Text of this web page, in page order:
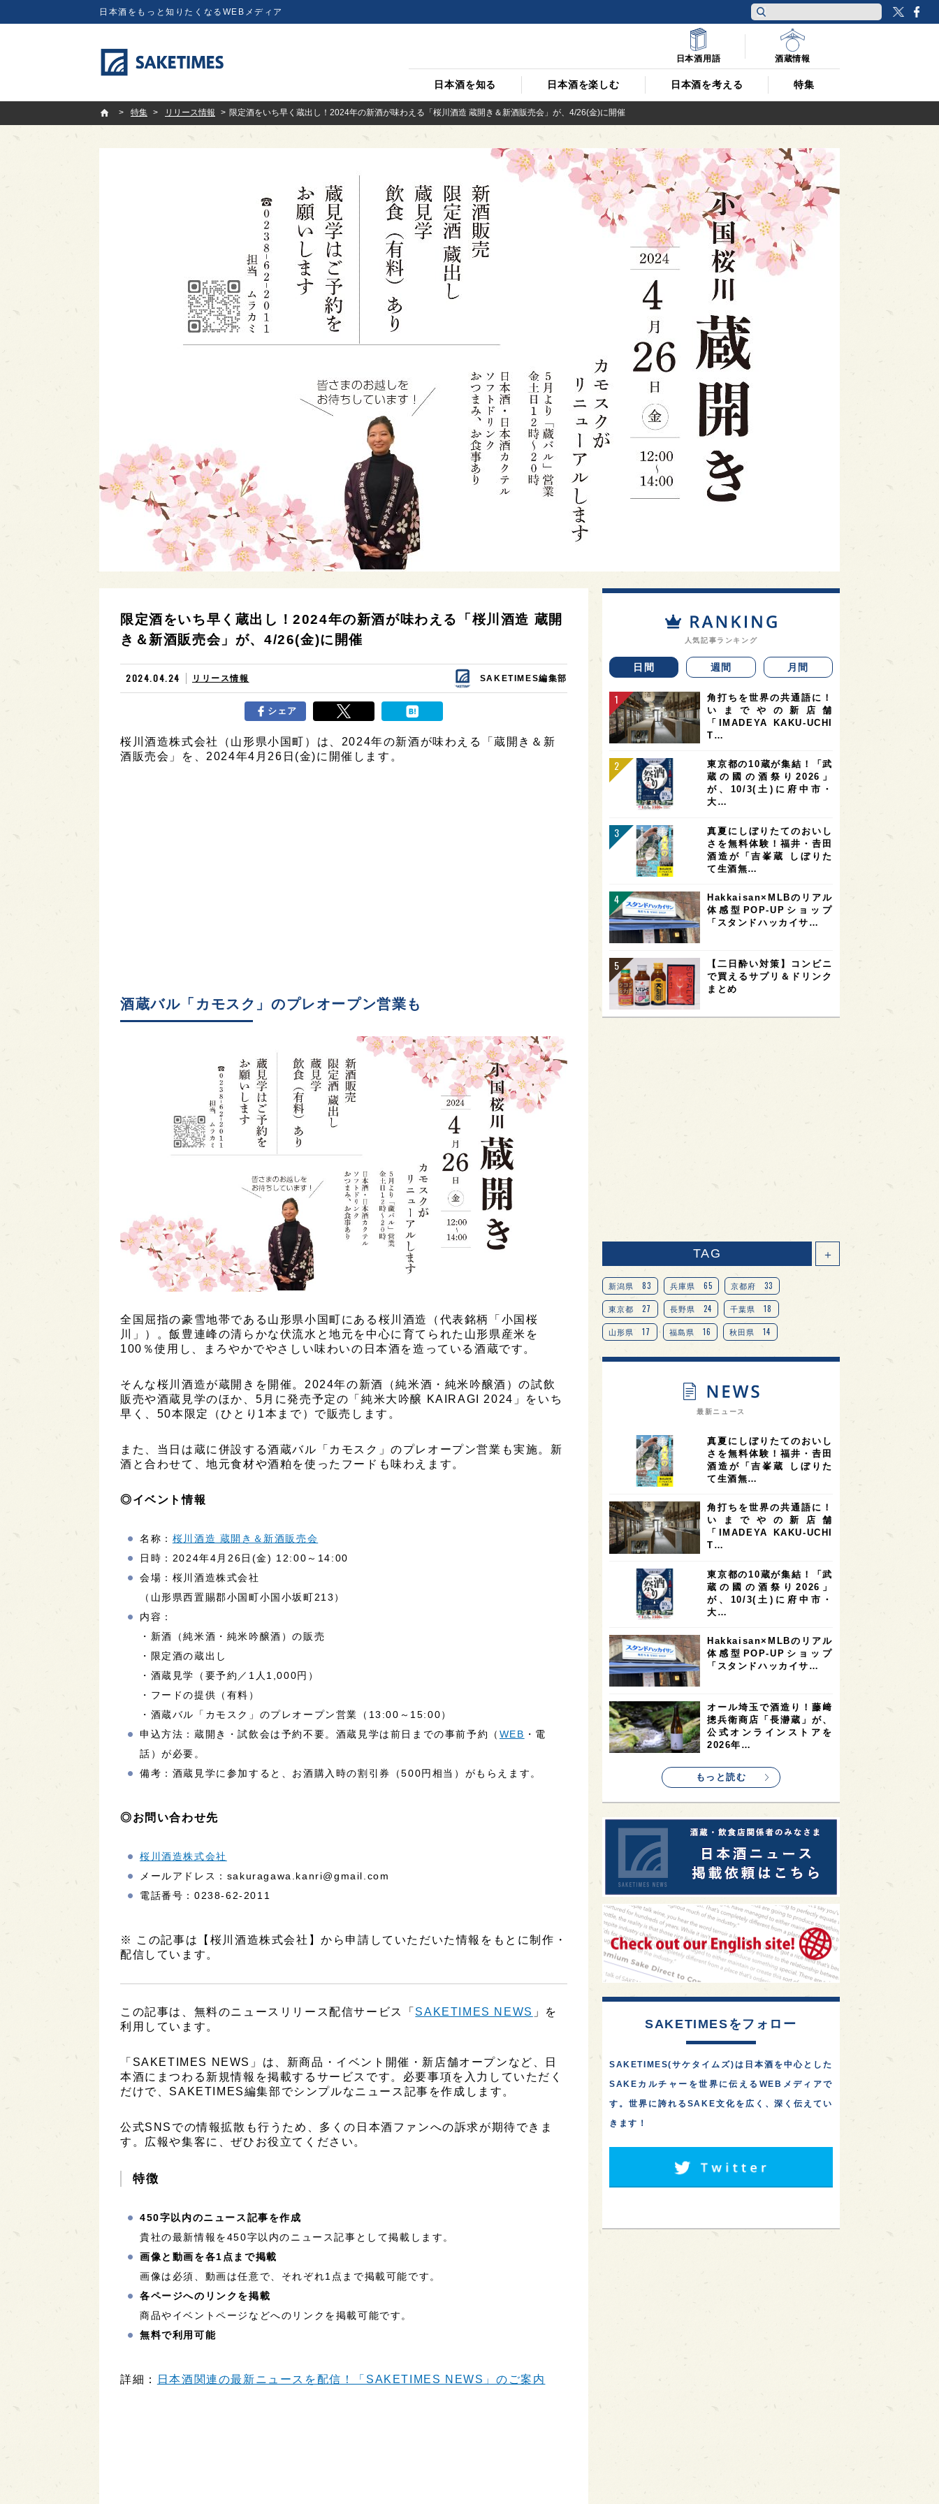
日本酒をもっと知りたくなるWEBメディア
日本酒を知る 日本酒を楽しむ 日本酒を考える 特集
日本酒用語 酒蔵情報
SAKETIMES
特集
リリース情報 限定酒をいち早く蔵出し！2024年の新酒が味わえる「桜川酒造 蔵開き＆新酒販売会」が、4/26(金)に開催
限定酒をいち早く蔵出し！2024年の新酒が味わえる「桜川酒造 蔵開
き＆新酒販売会」が、4/26(金)に開催
2024.04.24 リリース情報 SAKETIMES編集部
シェア
桜川酒造株式会社（山形県小国町）は、2024年の新酒が味わえる「蔵開き＆新
酒販売会」を、2024年4月26日(金)に開催します。
酒蔵バル「カモスク」のプレオープン営業も
全国屈指の豪雪地帯である山形県小国町にある桜川酒造（代表銘柄「小国桜
川」）。飯豊連峰の清らかな伏流水と地元を中心に育てられた山形県産米を
100％使用し、まろやかでやさしい味わいの日本酒を造っている酒蔵です。
そんな桜川酒造が蔵開きを開催。2024年の新酒（純米酒・純米吟醸酒）の試飲
販売や酒蔵見学のほか、5月に発売予定の「純米大吟醸 KAIRAGI 2024」をいち
早く、50本限定（ひとり1本まで）で販売します。
また、当日は蔵に併設する酒蔵バル「カモスク」のプレオープン営業も実施。新
酒と合わせて、地元食材や酒粕を使ったフードも味わえます。
◎イベント情報
名称： 桜川酒造 蔵開き＆新酒販売会
日時：2024年4月26日(金) 12:00～14:00
会場：桜川酒造株式会社
（山形県西置賜郡小国町小国小坂町213）
内容：
・新酒（純米酒・純米吟醸酒）の販売
・限定酒の蔵出し
・酒蔵見学（要予約／1人1,000円）
・フードの提供（有料）
・酒蔵バル「カモスク」のプレオープン営業（13:00～15:00）
申込方法：蔵開き・試飲会は予約不要。酒蔵見学は前日までの事前予約（ WEB ・電
話）が必要。
備考：酒蔵見学に参加すると、お酒購入時の割引券（500円相当）がもらえます。
◎お問い合わせ先
桜川酒造株式会社
メールアドレス：sakuragawa.kanri@gmail.com
電話番号：0238-62-2011
※ この記事は【桜川酒造株式会社】から申請していただいた情報をもとに制作・
配信しています。
この記事は、無料のニュースリリース配信サービス「 SAKETIMES NEWS 」を
利用しています。
「SAKETIMES NEWS」は、新商品・イベント開催・新店舗オープンなど、日
本酒にまつわる新規情報を掲載するサービスです。必要事項を入力していただく
だけで、SAKETIMES編集部でシンプルなニュース記事を作成します。
公式SNSでの情報拡散も行うため、多くの日本酒ファンへの訴求が期待できま
す。広報や集客に、ぜひお役立てください。
特徴
450字以内のニュース記事を作成
貴社の最新情報を450字以内のニュース記事として掲載します。
画像と動画を各1点まで掲載
画像は必須、動画は任意で、それぞれ1点まで掲載可能です。
各ページへのリンクを掲載
商品やイベントページなどへのリンクを掲載可能です。
無料で利用可能
詳細： 日本酒関連の最新ニュースを配信！「SAKETIMES NEWS」のご案内
人気記事ランキング
日間 週間 月間
角打ちを世界の共通語に！
いまでやの新店舗
「IMADEYA KAKU-UCHI
T…
東京都の10蔵が集結！「武
蔵の國の酒祭り2026」
が、10/3(土)に府中市・
大…
真夏にしぼりたてのおいし
さを無料体験！福井・𠮷田
酒造が「吉峯蔵 しぼりた
て生酒無…
Hakkaisan×MLBのリアル
体感型POP-UPショップ
「スタンドハッカイサ…
【二日酔い対策】コンビニ
で買えるサプリ＆ドリンク
まとめ
TAG ＋
新潟県 83 兵庫県 65 京都府 33
東京都 27 長野県 24 千葉県 18
山形県 17 福島県 16 秋田県 14
愛知県 14 宮城県 14 岐阜県 13
オピニオンリーダーの視点 9
7 奈良県 滋賀県 7 和歌山県 6
6 フランス 6 高知県 5 島根県 5
山口県 4 アメリカ 4 神奈川県 4
大分県 4 三重県 3 3 3
オーストラリア 台湾 2 アジア
SAKEの時代を生きる 1
全蔵めぐり 1 シンガポール 1 カナダ 1
1 熊本県 1
イギリス 1 ノルウェー 新宿区 1
歌舞伎町 1 沖縄県 1 鳥取県 1
saketimes_image_4 1
最新ニュース
真夏にしぼりたてのおいし
さを無料体験！福井・𠮷田
酒造が「吉峯蔵 しぼりた
て生酒無…
角打ちを世界の共通語に！
いまでやの新店舗
「IMADEYA KAKU-UCHI
T…
東京都の10蔵が集結！「武
蔵の國の酒祭り2026」
が、10/3(土)に府中市・
大…
Hakkaisan×MLBのリアル
体感型POP-UPショップ
「スタンドハッカイサ…
オール埼玉で酒造り！藤﨑
摠兵衛商店「長瀞蔵」が、
公式オンラインストアを
2026年…
もっと読む
SAKETIMESをフォロー
SAKETIMES(サケタイムズ)は日本酒を中心とした
SAKEカルチャーを世界に伝えるWEBメディアで
す。世界に誇れるSAKE文化を広く、深く伝えてい
きます！